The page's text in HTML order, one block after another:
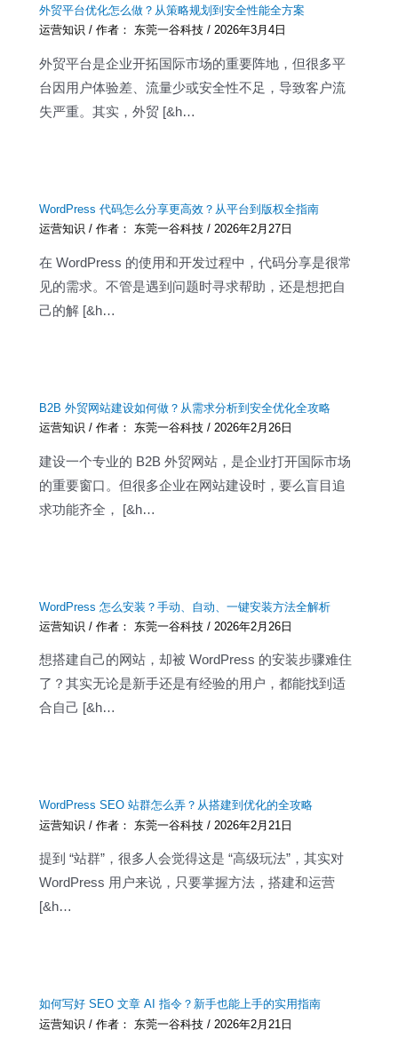
外贸平台优化怎么做？从策略规划到安全性能全方案
运营知识 / 作者： 东莞一谷科技/2026年3月4日
外贸平台是企业开拓国际市场的重要阵地，但很多平
台因用户体验差、流量少或安全性不足，导致客户流
失严重。其实，外贸 [&h…
WordPress 代码怎么分享更高效？从平台到版权全指南
运营知识 / 作者： 东莞一谷科技/2026年2月27日
在 WordPress 的使用和开发过程中，代码分享是很常
见的需求。不管是遇到问题时寻求帮助，还是想把自
己的解 [&h…
B2B 外贸网站建设如何做？从需求分析到安全优化全攻略
运营知识 / 作者： 东莞一谷科技/2026年2月26日
建设一个专业的 B2B 外贸网站，是企业打开国际市场
的重要窗口。但很多企业在网站建设时，要么盲目追
求功能齐全， [&h…
WordPress 怎么安装？手动、自动、一键安装方法全解析
运营知识 / 作者： 东莞一谷科技/ 2026年2月26日
想搭建自己的网站，却被 WordPress 的安装步骤难住
了？其实无论是新手还是有经验的用户，都能找到适
合自己 [&h…
WordPress SEO 站群怎么弄？从搭建到优化的全攻略
运营知识 / 作者： 东莞一谷科技/ 2026年2月21日
提到 “站群”，很多人会觉得这是 “高级玩法”，其实对
WordPress 用户来说，只要掌握方法，搭建和运营
[&h…
如何写好 SEO 文章 AI 指令？新手也能上手的实用指南
运营知识 / 作者： 东莞一谷科技/ 2026年2月21日